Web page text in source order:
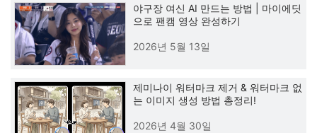
야구장 여신 AI 만드는 방법 | 마이에딧
으로 팬캠 영상 완성하기
2026년 5월 13일
제미나이 워터마크 제거 & 워터마크 없
는 이미지 생성 방법 총정리!
2026년 4월 30일